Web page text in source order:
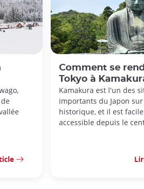
Comment se
Tokyo à
Kamakura est l'un des
importants du Japon
historique, et il est
accessible depuis le